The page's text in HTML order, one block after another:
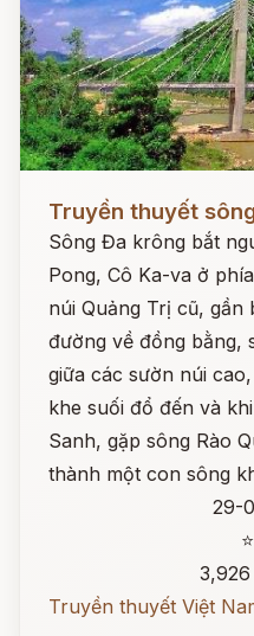
Đọc ngay
Truyền thuyết
Sông Đa krông bắt
Pong, Cô Ka-va ở
núi Quảng Trị cũ, gần
đường về đồng bằng,
giữa các sườn núi
khe suối đổ đến và
Sanh, gặp sông Rào
thành một con sông
29-
Truyền thuyết Việt